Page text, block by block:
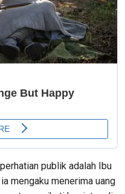
publik adalah Ibu
mengaku menerima uang